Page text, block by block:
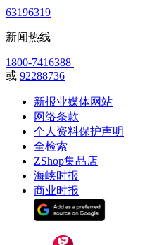
63196319
新闻热线
1800-7416388
或 92288736
新报业媒体网站
网络条款
个人资料保护声明
全检索
ZShop集品店
海峡时报
商业时报